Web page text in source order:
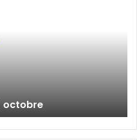
octobre